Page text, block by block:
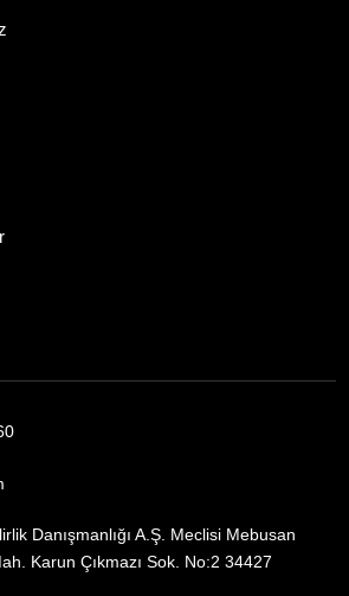
Danışmanlığı A.Ş. Meclisi Mebusan
Karun Çıkmazı Sok. No:2 34427